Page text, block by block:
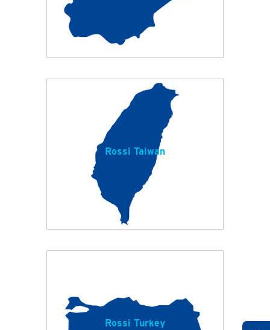
Rossi Taiwan
Rossi Turkey